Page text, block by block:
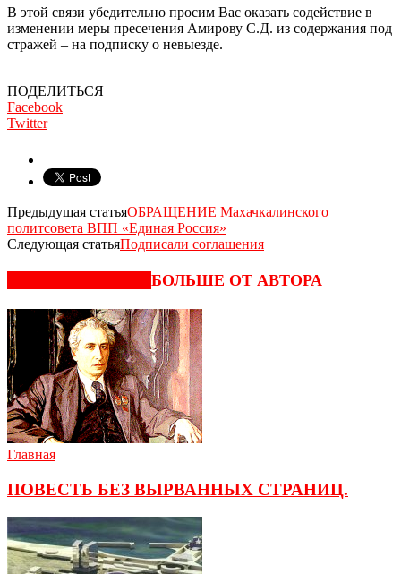
В этой связи убедительно просим Вас оказать содействие в
изменении меры пресечения Амирову С.Д. из содержания под
стражей – на подписку о невыезде.
ПОДЕЛИТЬСЯ
Facebook
Twitter
Предыдущая статьяОБРАЩЕНИЕ Махачкалинского
политсовета ВПП «Единая Россия»
Следующая статьяПодписали соглашения
БОЛЬШЕ ОТ АВТОРА
Главная
ПОВЕСТЬ БЕЗ ВЫРВАННЫХ СТРАНИЦ.